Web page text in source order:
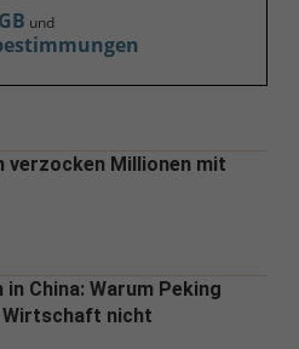
und
verzocken Millionen mit
in China: Warum Peking
Wirtschaft nicht